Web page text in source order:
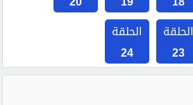
الحلقة
23
الحلقة
24